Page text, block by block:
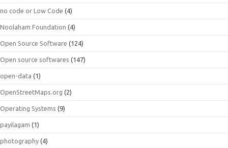
no code or Low Code (4)
Noolaham Foundation (4)
Open Source Software (124)
Open source softwares (147)
open-data (1)
OpenStreetMaps.org (2)
Operating Systems (9)
payilagam (1)
photography (4)